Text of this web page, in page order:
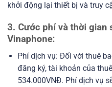
khởi động lại thiết bị và truy
3. Cước phí và thời gian
Vinaphone:
Phí dịch vụ: Đối với thuê
đăng ký, tài khoản của
534.000VNĐ. Phí dịch vụ